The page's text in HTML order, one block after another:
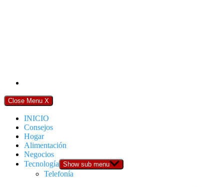
Close Menu X
INICIO
Consejos
Hogar
Alimentación
Negocios
Tecnología Show sub menu
Telefonía